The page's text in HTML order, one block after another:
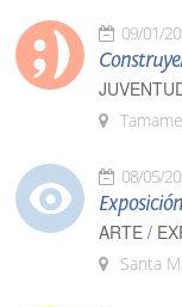
09/01/
08/05/
ARTE /
Santa